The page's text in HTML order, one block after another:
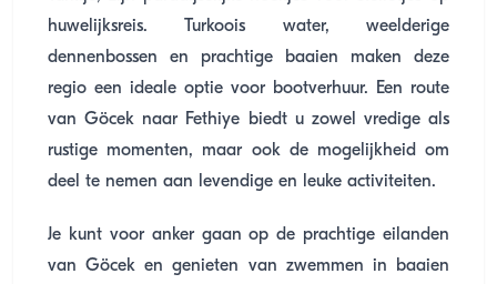
huwelijksreis. Turkoois water, weelderige
dennenbossen en prachtige baaien maken deze
regio een ideale optie voor bootverhuur. Een route
van Göcek naar Fethiye biedt u zowel vredige als
rustige momenten, maar ook de mogelijkheid om
deel te nemen aan levendige en leuke activiteiten.
Je kunt voor anker gaan op de prachtige eilanden
van Göcek en genieten van zwemmen in baaien